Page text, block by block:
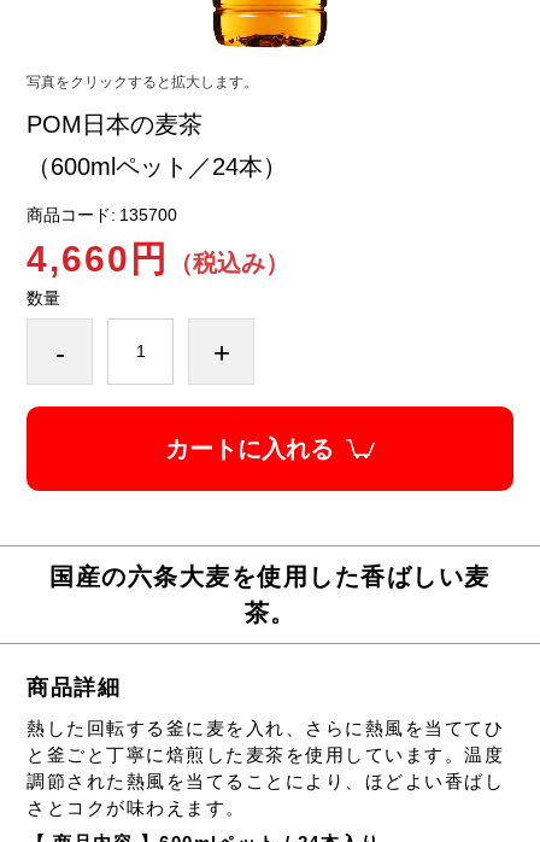
写真をクリックすると拡大します。
POM日本の麦茶
（600mlペット／24本）
商品コード: 135700
4,660円 （税込み）
数量
- +
カートに入れる
国産の六条大麦を使用した香ばしい麦
茶。
商品詳細
熱した回転する釜に麦を入れ、さらに熱風を当ててひ
と釜ごと丁寧に焙煎した麦茶を使用しています。温度
調節された熱風を当てることにより、ほどよい香ばし
さとコクが味わえます。